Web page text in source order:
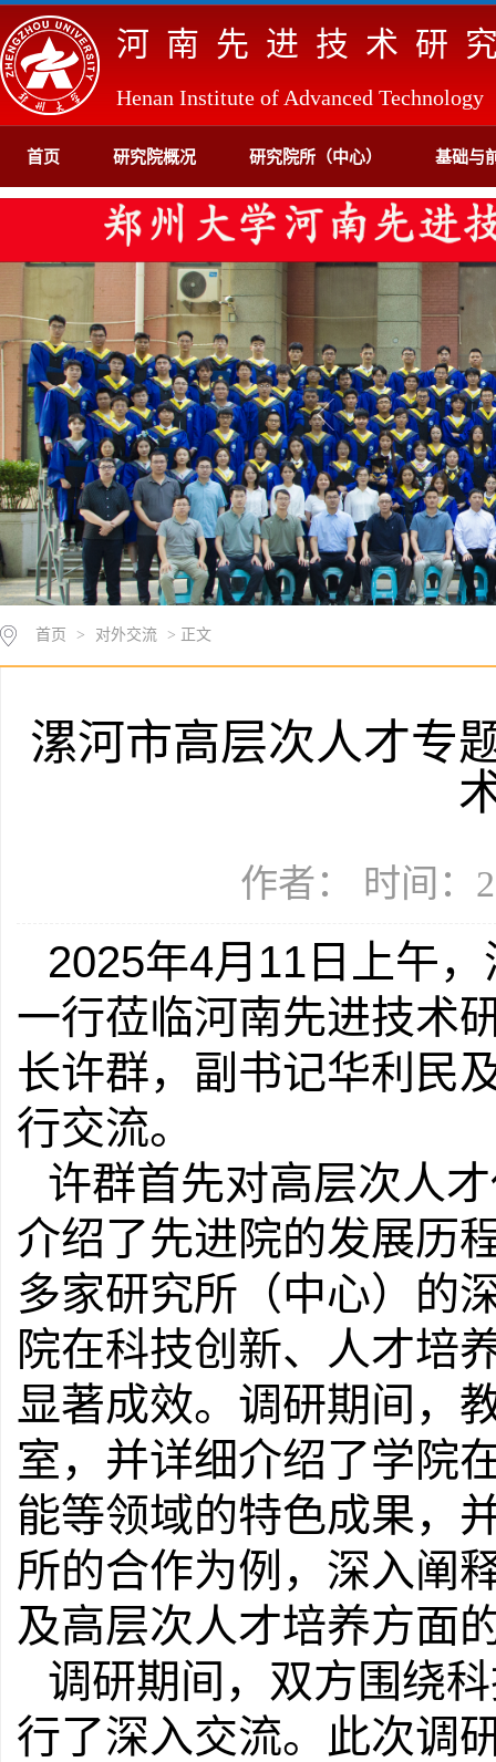
河南先进技术研
Henan Institute of Advanced Technology
首页 研究院概况 研究院所（中心） 基础与
首页 > 对外交流 > 正文
漯河市高层次人才专
作者： 时间：
2025年4月11日上午
一行莅临河南先进技术
长许群，副书记华利民
行交流。
许群首先对高层次人
介绍了先进院的发展历
多家研究所（中心）的
院在科技创新、人才培
显著成效。调研期间，
室，并详细介绍了学院
能等领域的特色成果，
所的合作为例，深入阐
及高层次人才培养方面
调研期间，双方围绕
行了深入交流。此次调